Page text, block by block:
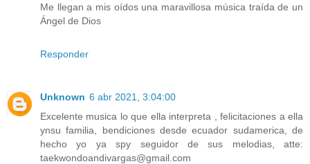
Me llegan a mis oídos una maravillosa música traída de un
Ángel de Dios
Responder
Unknown 6 abr 2021, 3:04:00
Excelente musica lo que ella interpreta , felicitaciones a ella
ynsu familia, bendiciones desde ecuador sudamerica, de
hecho yo ya spy seguidor de sus melodias, atte:
taekwondoandivargas@gmail.com